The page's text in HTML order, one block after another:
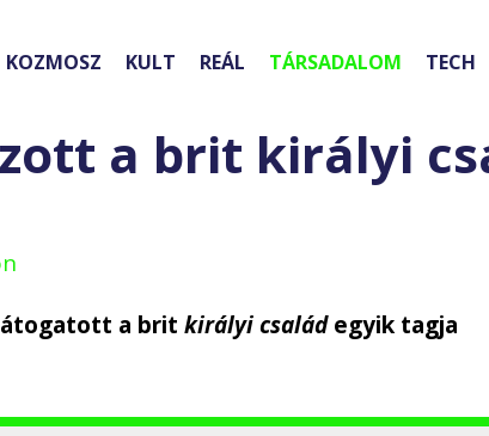
KOZMOSZ KULT REÁL TÁRSADALOM TECH
a brit királyi
a britkirályi családegyik tagja